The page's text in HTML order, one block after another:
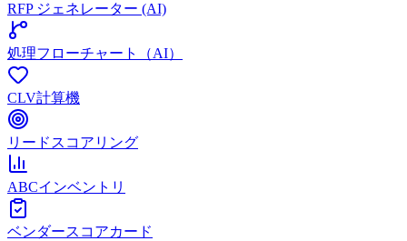
RFP ジェネレーター (AI)
処理フローチャート（AI）
CLV計算機
リードスコアリング
ABCインベントリ
ベンダースコアカード